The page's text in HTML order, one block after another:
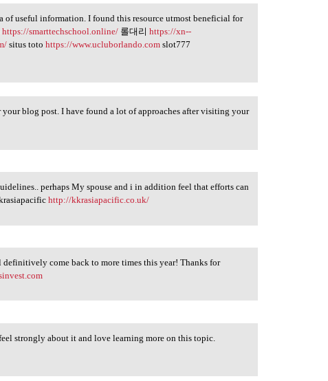
useful information. I found this resource utmost beneficial for
https://smarttechschool.online/ 롤대리https://xn--
situs totohttps://www.ucluborlando.com slot777
blog post. I have found a lot of approaches after visiting your
perhaps My spouse and i in addition feel that efforts can
http://kkrasiapacific.co.uk/
come back to more times this year! Thanks for
strongly about it and love learning more on this topic.